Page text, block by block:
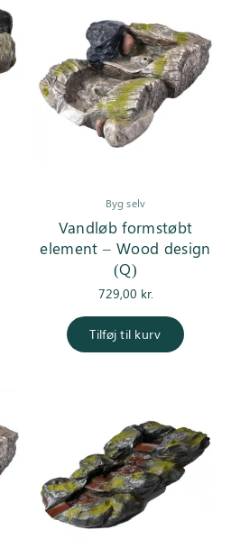
Byg selv
Vandløb formstøbt
element – Wood design
(Q)
729,00 kr.
Tilføj til kurv